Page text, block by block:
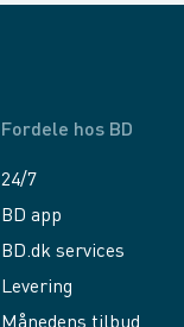
Fordele hos BD
24/7
BD app
BD.dk services
Levering